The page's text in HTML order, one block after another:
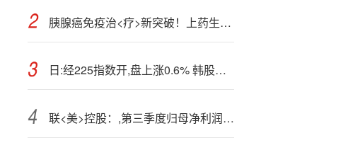
胰腺癌免疫治<疗>新突破！上药生物治疗研究成果获登国际期刊JECCR
日:经225指数开,盘上涨0.6% 韩股继续休市
联<美>控股：,第三季度归母净利润1857.49万元 同比下降39.60%